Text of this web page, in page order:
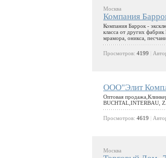
Москва
Компания
Компания Баррок -
класса от других
мрамора, оникса,
Просмотров: 4199
ООО"Элит
Оптовая
BUCHTAL,INTERBAU,
Просмотров: 4619
Москва